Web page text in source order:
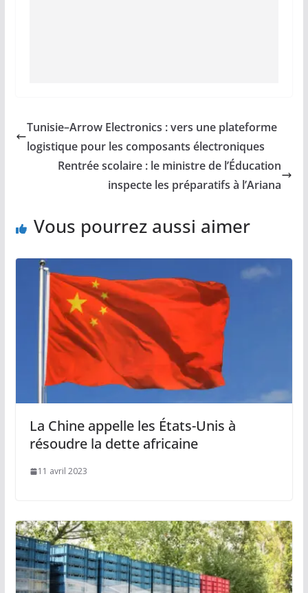
Tunisie–Arrow Electronics : vers une plateforme
logistique pour les composants électroniques
Rentrée scolaire : le ministre de l’Éducation
inspecte les préparatifs à l’Ariana
Vous pourrez aussi aimer
La Chine appelle les États-Unis à
résoudre la dette africaine
11 avril 2023